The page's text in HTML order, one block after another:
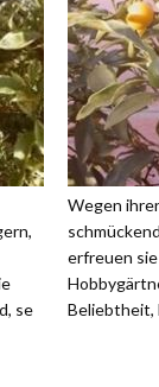
se
Wegen ihrer
erfreuen
Beliebtheit,